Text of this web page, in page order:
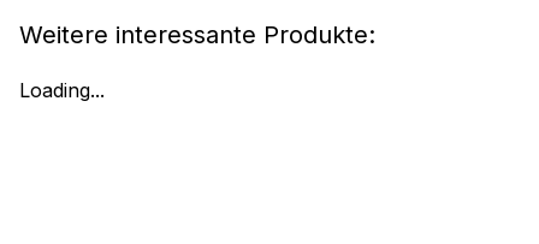
Weitere interessante Produkte:
Loading...